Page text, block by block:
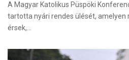
A Magyar Katolikus Püspöki
tartotta nyári rendes ülését, amelyen
érsek,…